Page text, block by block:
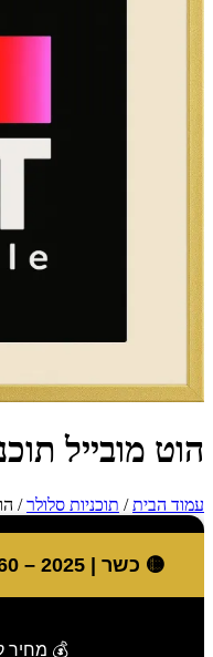
הוט מובייל
עמוד הבית/ תוכניות סלולר/
🟡 כשר | KOSHER 5000 MIN Plus 60 – 2025
💰 מחיר